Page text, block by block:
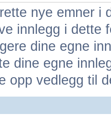
nye emner i
innlegg i dette
dine egne
dine egne
opp vedlegg til